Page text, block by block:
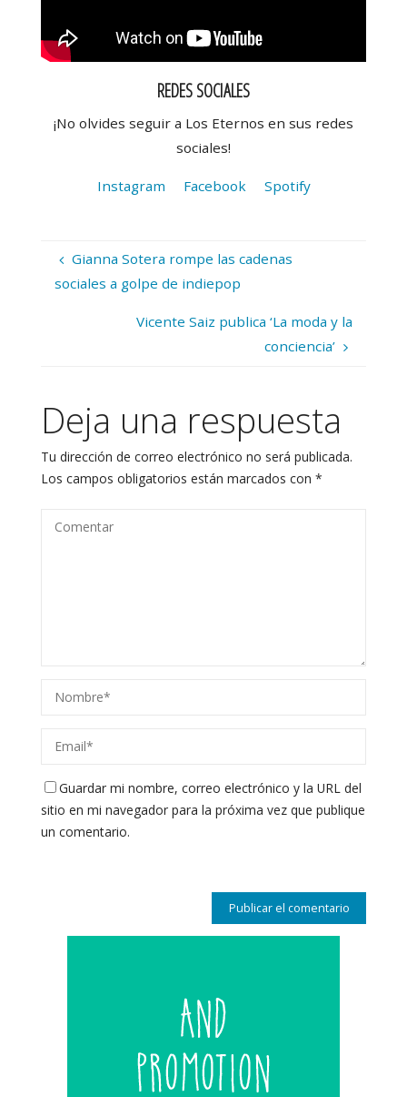
REDES SOCIALES
¡No olvides seguir a Los Eternos en sus redes
sociales!
Instagram Facebook Spotify
Gianna Sotera rompe las cadenas
sociales a golpe de indiepop
Vicente Saiz publica ‘La moda y la
conciencia’
Deja una respuesta
Tu dirección de correo electrónico no será publicada.
Los campos obligatorios están marcados con *
Guardar mi nombre, correo electrónico y la URL del
sitio en mi navegador para la próxima vez que publique
un comentario.